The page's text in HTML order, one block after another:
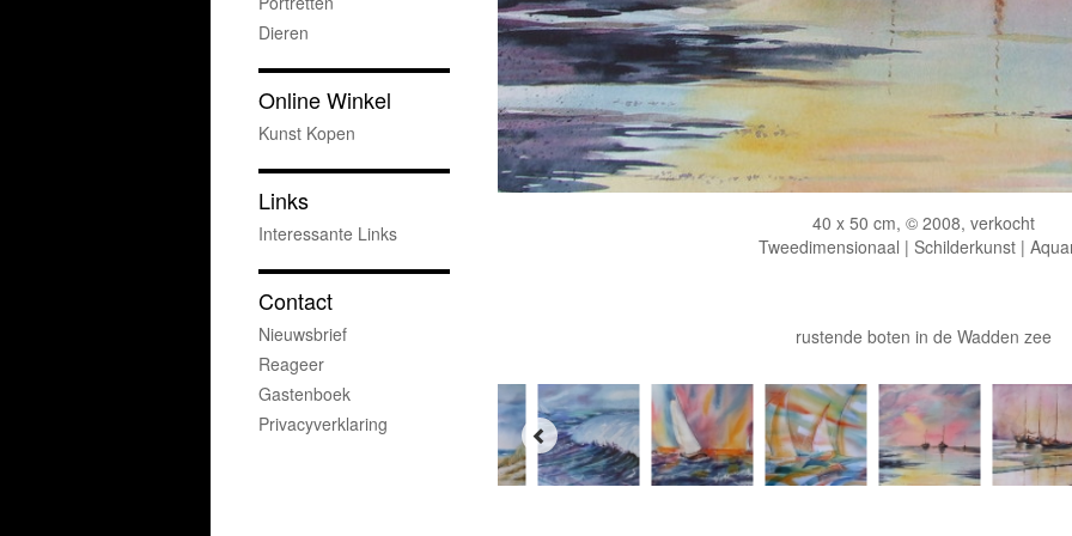
40 x 50 cm, © 2008, verkocht
Tweedimensionaal | Schilderkunst |
rustende boten in de Wadden zee
Dieren
Online Winkel
Kunst Kopen
Links
Interessante Links
Contact
Nieuwsbrief
Reageer
Gastenboek
Privacyverklaring